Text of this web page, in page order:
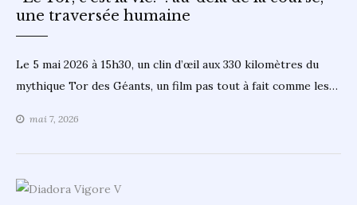
une traversée humaine
Le 5 mai 2026 à 15h30, un clin d’œil aux 330 kilomètres du
mythique Tor des Géants, un film pas tout à fait comme les…
mai 7, 2026